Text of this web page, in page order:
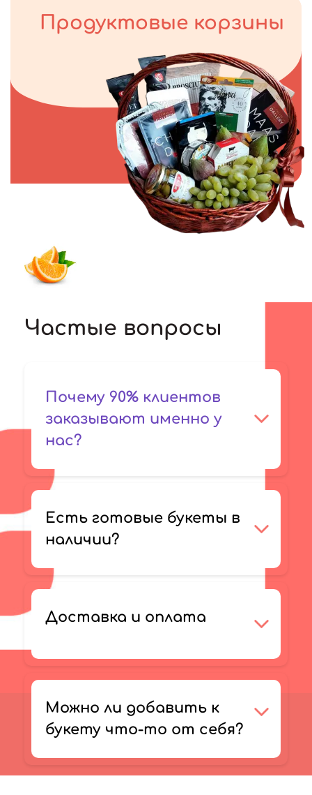
Продуктовые корзины
Частые вопросы
Почему 90% клиентов
заказывают именно у
нас?
Есть готовые букеты в
наличии?
Доставка и оплата
Можно ли добавить к
букету что-то от себя?